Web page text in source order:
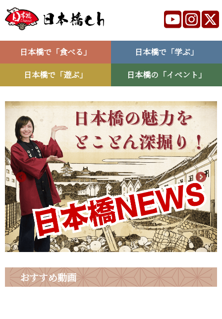
日本橋で「食べる」
日本橋で「学ぶ」
日本橋で「遊ぶ」
日本橋の「イベント」
おすすめ動画